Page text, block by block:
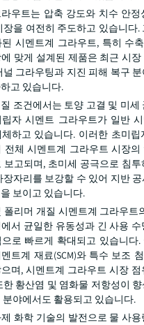
우트는 압축 강도와 치수 안정
장을 여전히 주도하고 있습니다.
시멘트계 그라우트, 특히 수
맞게 설계된 제품은 최근 시
널 그라우팅과 지진 피해 복구
고 있습니다.
조건에서는 토양 고결 및 미세
자 시멘트 그라우트가 일반
하고 있습니다. 이러한 초미
전체 시멘트계 그라우트 시장의
보고되며, 초미세 공극으로 침
장자리를 보강할 수 있어 지반
보이고 있습니다.
폴리머 개질 시멘트계 그라우트
서 균일한 유동성과 긴 사용
로 빠르게 확대되고 있습니다.
트계 재료(SCM)와 특수 보조
며, 시멘트계 그라우트 시장
한 황산염 및 염화물 저항성이
분야에서도 활용되고 있습니다.
화학 기술의 발전으로 물 사